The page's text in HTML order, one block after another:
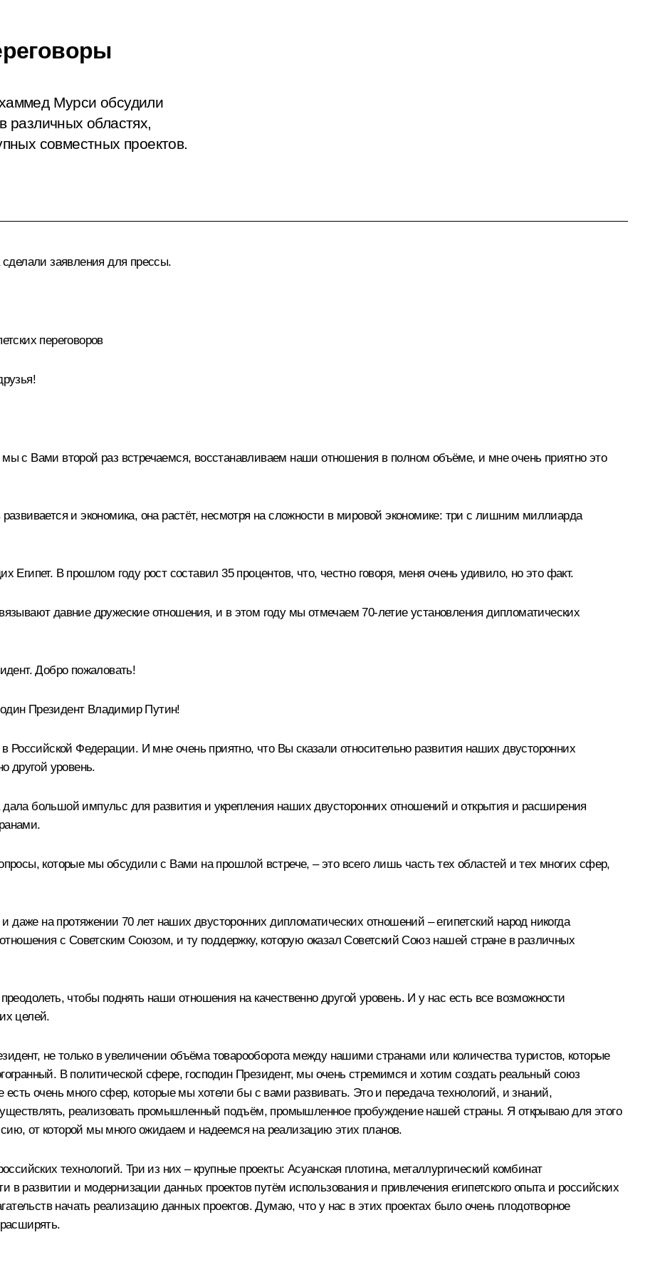
Мурси обсудили
различных областях,
совместных проектов.
заявления для прессы.
переговоров
с Вами второй раз встречаемся, восстанавливаем наши отношения в полном объёме, и мне очень приятно это
и экономика, она растёт, несмотря на сложности в мировой экономике: три с лишним миллиарда
Египет. В прошлом году рост составил 35 процентов, что, честно говоря, меня очень удивило, но это факт.
давние дружеские отношения, и в этом году мы отмечаем 70-летие установления дипломатических
Добро пожаловать!
Президент Владимир Путин!
Российской Федерации. И мне очень приятно, что Вы сказали относительно развития наших двусторонних
другой уровень.
большой импульс для развития и укрепления наших двусторонних отношений и открытия и расширения
которые мы обсудили с Вами на прошлой встрече, – это всего лишь часть тех областей и тех многих сфер,
даже на протяжении 70 лет наших двусторонних дипломатических отношений – египетский народ никогда
с Советским Союзом, и ту поддержку, которую оказал Советский Союз нашей стране в различных
чтобы поднять наши отношения на качественно другой уровень. И у нас есть все возможности
целей.
не только в увеличении объёма товарооборота между нашими странами или количества туристов, которые
В политической сфере, господин Президент, мы очень стремимся и хотим создать реальный союз
очень много сфер, которые мы хотели бы с вами развивать. Это и передача технологий, и знаний,
реализовать промышленный подъём, промышленное пробуждение нашей страны. Я открываю для этого
от которой мы много ожидаем и надеемся на реализацию этих планов.
технологий. Три из них – крупные проекты: Асуанская плотина, металлургический комбинат
и модернизации данных проектов путём использования и привлечения египетского опыта и российских
начать реализацию данных проектов. Думаю, что у нас в этих проектах было очень плодотворное